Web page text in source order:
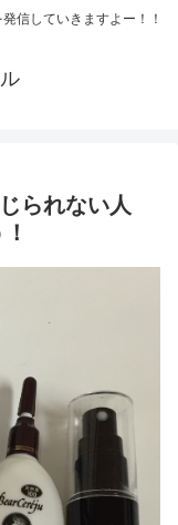
信していきますよー！！
られない人